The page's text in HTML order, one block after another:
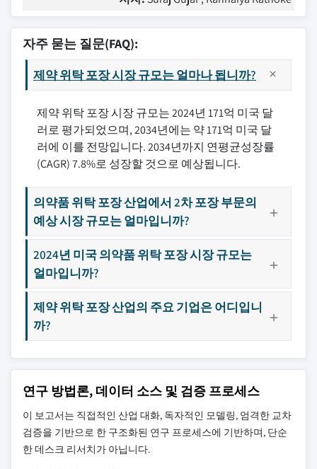
자주 묻는 질문(FAQ):
제약 위탁 포장 시장 규모는 얼마나 됩니까?
제약 위탁 포장 시장 규모는 2024년 171억 미국 달
러로 평가되었으며, 2034년에는 약 171억 미국 달
러에 이를 전망입니다. 2034년까지 연평균성장률
(CAGR) 7.8%로 성장할 것으로 예상됩니다.
의약품 위탁 포장 산업에서 2차 포장 부문의
예상 시장 규모는 얼마입니까?
2024년 미국 의약품 위탁 포장 시장 규모는
얼마입니까?
제약 위탁 포장 산업의 주요 기업은 어디입니
까?
연구 방법론, 데이터 소스 및 검증 프로세스
이 보고서는 직접적인 산업 대화, 독자적인 모델링, 엄격한 교차
검증을 기반으로 한 구조화된 연구 프로세스에 기반하며, 단순
한 데스크 리서치가 아닙니다.